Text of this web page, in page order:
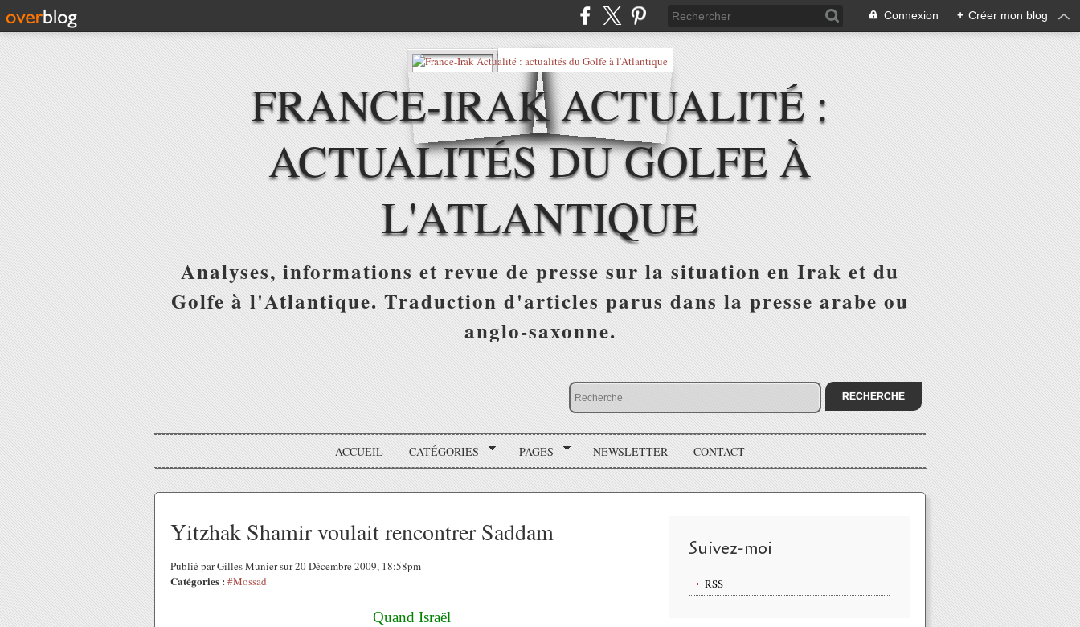
Connexion + Créer mon blog
FRANCE-IRAK ACTUALITÉ :
ACTUALITÉS DU GOLFE À
L'ATLANTIQUE
Analyses, informations et revue de presse sur la situation en Irak et du
Golfe à l'Atlantique. Traduction d'articles parus dans la presse arabe ou
anglo-saxonne.
ACCUEIL CATÉGORIES PAGES NEWSLETTER CONTACT
Yitzhak Shamir voulait rencontrer Saddam
Publié par Gilles Munier sur 20 Décembre 2009, 18:58pm
Catégories : #Mossad
Quand Israël
Suivez-moi
RSS